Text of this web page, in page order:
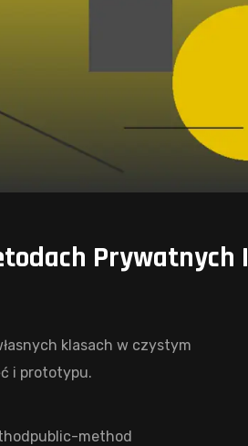
Prywatnych I
klasach w czystym
i prototypu.
public-method